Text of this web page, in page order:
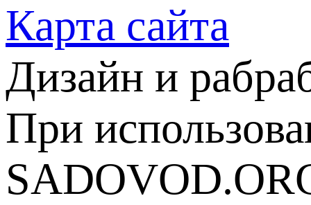
Карта сайта
Дизайн и
При